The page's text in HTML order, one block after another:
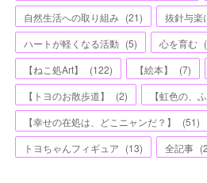
自然生活への取り組み (21) 抜針与楽
ハートが軽くなる活動 (5) 心を育む (
【ねこ処Art】
(122) 【絵本】 (7)
【トヨのお散歩道】
(2) 【虹色の、
【幸せの在処は、どこニャンだ？】
(51)
トヨちゃんフィギュア (13) 全記事 (